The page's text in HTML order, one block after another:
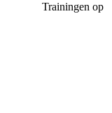
Trainingen op